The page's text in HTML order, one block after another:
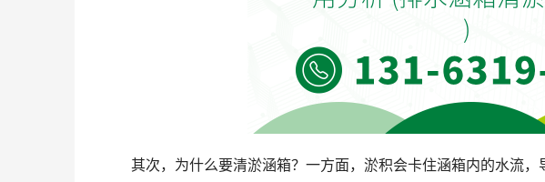
其次，为什么要清淤涵箱？一方面，淤积会卡住涵箱内的水流